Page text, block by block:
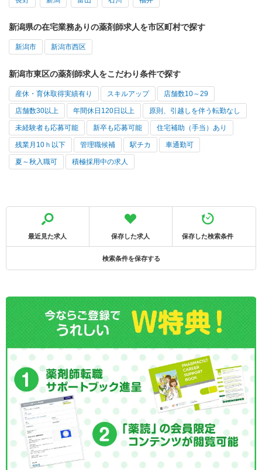
新潟県の在宅業務ありの薬剤師求人を市区町村で探す
新潟市 新潟市西区
新潟市東区の薬剤師求人をこだわり条件で探す
産休・育休取得実績有り スキルアップ 店舗数10～29
店舗数30以上 年間休日120日以上 原則、引越しを伴う転勤なし
未経験者も応募可能 新卒も応募可能 住宅補助（手当）あり
残業月10ｈ以下 管理職候補 駅チカ 車通勤可
夏～秋入職可 積極採用中の求人
最近見た求人 保存した求人 保存した検索条件
検索条件を保存する